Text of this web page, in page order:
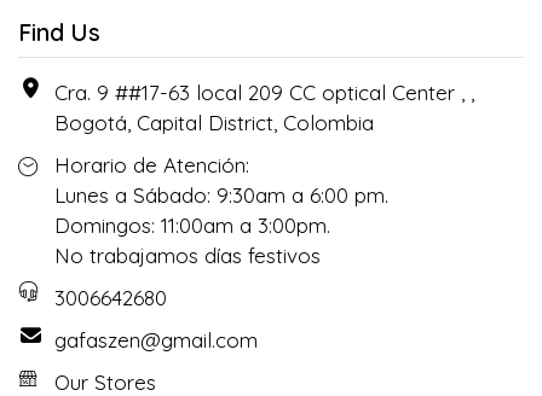
Find Us
Cra. 9 ##17-63 local 209 CC optical Center , ,
Bogotá, Capital District, Colombia
Horario de Atención:
Lunes a Sábado: 9:30am a 6:00 pm.
Domingos: 11:00am a 3:00pm.
No trabajamos días festivos
3006642680
gafaszen@gmail.com
Our Stores